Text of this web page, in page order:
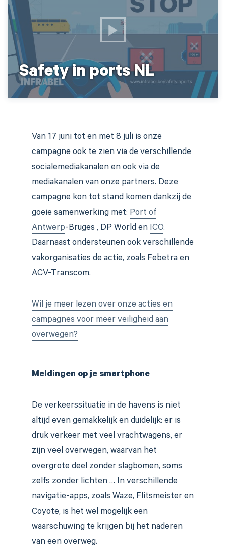
Safety in ports NL
Van 17 juni tot en met 8 juli is onze
campagne ook te zien via de verschillende
socialemediakanalen en ook via de
mediakanalen van onze partners. Deze
campagne kon tot stand komen dankzij de
goeie samenwerking met: Port of
Antwerp-Bruges , DP World en ICO.
Daarnaast ondersteunen ook verschillende
vakorganisaties de actie, zoals Febetra en
ACV-Transcom.
Wil je meer lezen over onze acties en
campagnes voor meer veiligheid aan
overwegen?
Meldingen op je smartphone
De verkeerssituatie in de havens is niet
altijd even gemakkelijk en duidelijk: er is
druk verkeer met veel vrachtwagens, er
zijn veel overwegen, waarvan het
overgrote deel zonder slagbomen, soms
zelfs zonder lichten … In verschillende
navigatie-apps, zoals Waze, Flitsmeister en
Coyote, is het wel mogelijk een
waarschuwing te krijgen bij het naderen
van een overweg.